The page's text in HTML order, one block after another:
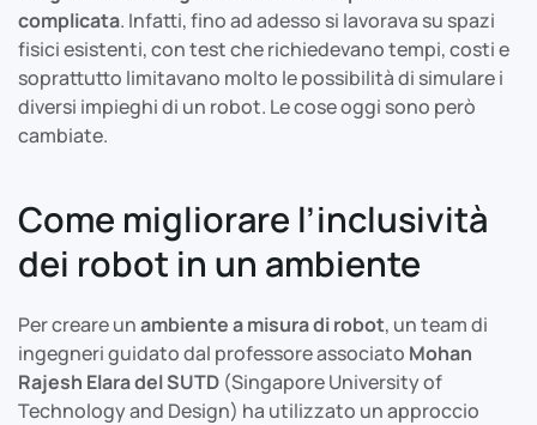
complicata. Infatti, fino ad adesso si lavorava su spazi
fisici esistenti, con test che richiedevano tempi, costi e
soprattutto limitavano molto le possibilità di simulare i
diversi impieghi di un robot. Le cose oggi sono però
cambiate.
Come migliorare l’inclusività
dei robot in un ambiente
Per creare unambiente a misura di robot, un team di
ingegneri guidato dal professore associato Mohan
Rajesh Elara del SUTD (Singapore University of
Technology and Design) ha utilizzato un approccio